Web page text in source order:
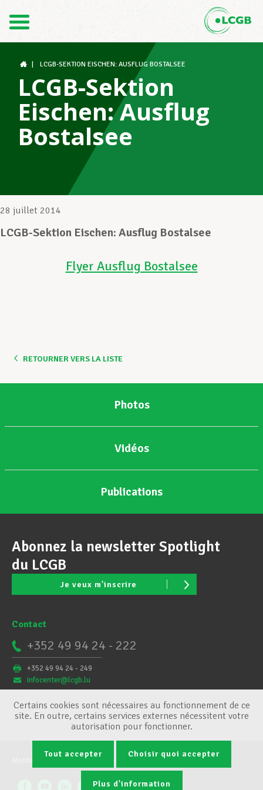
DE
Le LCGB
Structures syndicales
Assistance au Travail
Devenir Membre
LCGB-SEKTION EISCHEN: AUSFLUG BOSTALSEE
LCGB-Sektion
Eischen: Ausflug
Bostalsee
28 juillet 2014
LCGB-Sektion Eischen: Ausflug Bostalsee
Flyer Ausflug Bostalsee
RETOURNER VERS LA LISTE
Photos
Vidéos
Publications
Abonnez la newsletter Spotlight
du LCGB
Je veux m'inscrire
Contact
+352 49 94 24 - 222
+352 49 94 24 - 249
infocenter@lcgb.lu
Conditions générales Gestion des cookies
Certains cookies sont nécessaires au fonctionnement de ce
site. En outre, certains services externes nécessitent votre
autorisation pour fonctionner.
Tout accepter Choisir quoi accepter
Plus d'information